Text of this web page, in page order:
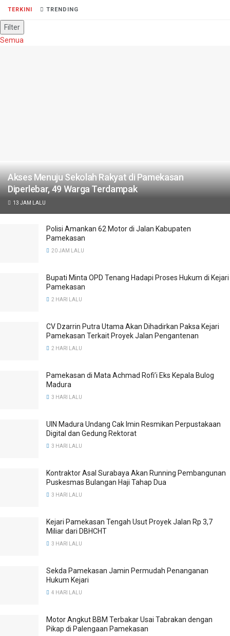
TERKINI TRENDING
Filter
Semua
Akses Menuju Sekolah Rakyat di Pamekasan
Diperlebar, 49 Warga Terdampak
13 JAM LALU
Polisi Amankan 62 Motor di Jalan Kabupaten
Pamekasan
20 JAM LALU
Bupati Minta OPD Tenang Hadapi Proses Hukum di Kejari
Pamekasan
2 HARI LALU
CV Dzarrin Putra Utama Akan Dihadirkan Paksa Kejari
Pamekasan Terkait Proyek Jalan Pengantenan
2 HARI LALU
Pamekasan di Mata Achmad Rofi’i Eks Kepala Bulog
Madura
3 HARI LALU
UIN Madura Undang Cak Imin Resmikan Perpustakaan
Digital dan Gedung Rektorat
3 HARI LALU
Kontraktor Asal Surabaya Akan Running Pembangunan
Puskesmas Bulangan Haji Tahap Dua
3 HARI LALU
Kejari Pamekasan Tengah Usut Proyek Jalan Rp 3,7
Miliar dari DBHCHT
3 HARI LALU
Sekda Pamekasan Jamin Permudah Penanganan
Hukum Kejari
4 HARI LALU
Motor Angkut BBM Terbakar Usai Tabrakan dengan
Pikap di Palengaan Pamekasan